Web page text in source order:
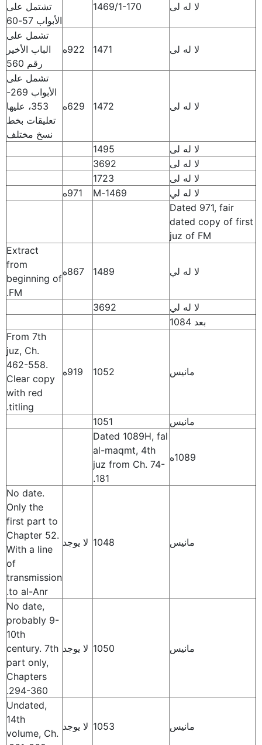
لا له لى 1469/1-170
تشتمل على
الأبواب 57-60
لا له لى 1471 922ه
تشمل على
الباب الأخير
رقم 560
لا له لى 1472 629ه
تشمل على
الأبواب 269-
353، عليها
تعليقات بخط
نسخ مختلف
لا له لى
1495
لا له لى
3692
لا له لى
1723
لا له لي
1469-M
971ه
Dated 971, fair
dated copy of first
juz of FM
لا له لي 1489 867ه
Extract
from
beginning of
FM.
لا له لي
3692
بعد 1084
مانيس 1052 919ه
From 7th
juz, Ch.
462-558.
Clear copy
with red
titling.
مانيس
1051
1089ه
Dated 1089H, fal
al-maqmt, 4th
juz from Ch. 74-
181.
مانيس 1048 لا يوجد
No date.
Only the
first part to
Chapter 52.
With a line
of
transmission
to al-Anr.
مانيس 1050 لا يوجد
No date,
probably 9-
10th
century. 7th
part only,
Chapters
294-360.
مانيس 1053 لا يوجد
Undated,
14th
volume, Ch.